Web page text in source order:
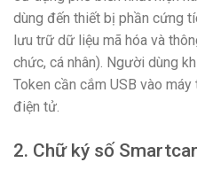
dùng đến thiết bị phần cứng
lưu trữ dữ liệu mã hóa và
chức, cá nhân). Người dùng
Token cần cắm USB vào
điện tử.
2. Chữ ký số